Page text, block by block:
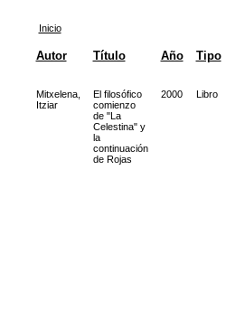
Inicio
Autor Título Año Tipo
Mitxelena,
Itziar
El filosófico
comienzo
de "La
Celestina" y
la
continuación
de Rojas
2000 Libro